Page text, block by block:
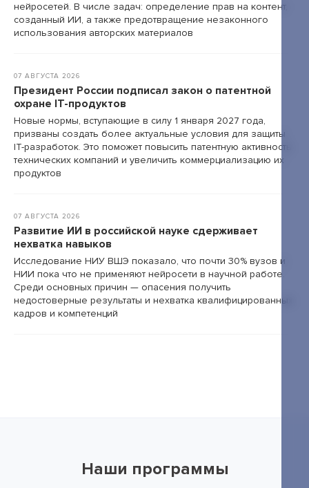
нейросетей. В числе задач: определение прав на контент,
созданный ИИ, а также предотвращение незаконного
использования авторских материалов
07 АВГУСТА 2026
Президент России подписал закон о патентной
охране IT-продуктов
Новые нормы, вступающие в силу 1 января 2027 года,
призваны создать более актуальные условия для защиты
IT-разработок. Это поможет повысить патентную активность
технических компаний и увеличить коммерциализацию их
продуктов
07 АВГУСТА 2026
Развитие ИИ в российской науке сдерживает
нехватка навыков
Исследование НИУ ВШЭ показало, что почти 30% вузов и
НИИ пока что не применяют нейросети в научной работе.
Среди основных причин — опасения получить
недостоверные результаты и нехватка квалифицированных
кадров и компетенций
Наши программы